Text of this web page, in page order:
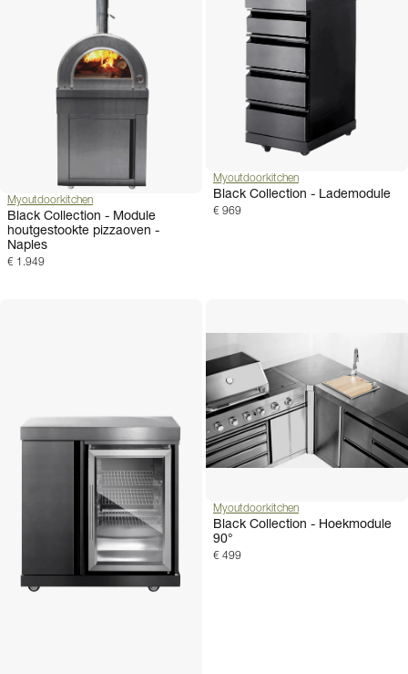
Myoutdoorkitchen
Black Collection - Module
houtgestookte pizzaoven -
Naples
€ 1.949
Myoutdoorkitchen
Black Collection - Lademodule
€ 969
Myoutdoorkitchen
Black Collection - Hoekmodule
90°
€ 499